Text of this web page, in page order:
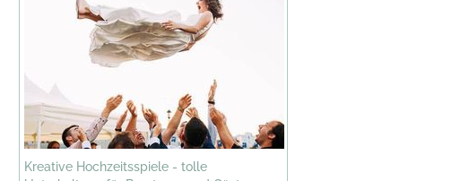
Kreative Hochzeitsspiele - tolle